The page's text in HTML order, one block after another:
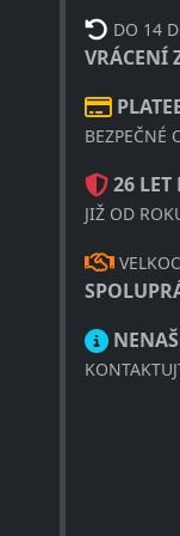
DO 14
VRÁCENÍ
BEZPEČNÉ
26 LET
JIŽ OD